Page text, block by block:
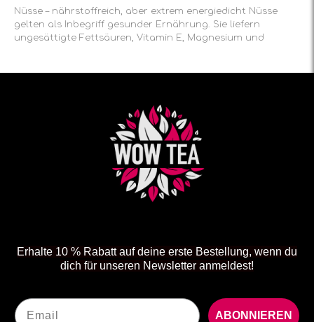
Nüsse – nährstoffreich, aber extrem energiedicht Nüsse
gelten als Inbegriff gesunder Ernährung. Sie liefern
ungesättigte Fettsäuren, Vitamin E, Magnesium und
Erhalte 10 % Rabatt auf deine erste Bestellung, wenn du
dich für unseren Newsletter anmeldest!
Email
ABONNIEREN